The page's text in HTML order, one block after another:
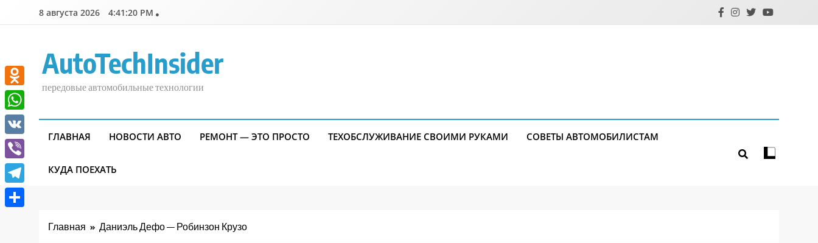
8 августа 2026 4:41:21 PM
AutoTechInsider
передовые автомобильные технологии
ГЛАВНАЯ НОВОСТИ АВТО РЕМОНТ — ЭТО ПРОСТО ТЕХОБСЛУЖИВАНИЕ СВОИМИ РУКАМИ СОВЕТЫ АВТОМОБИЛИСТАМ
КУДА ПОЕХАТЬ
Главная Даниэль Дефо — Робинзон Крузо
Odnoklassniki
WhatsApp
VK
Viber
Telegram